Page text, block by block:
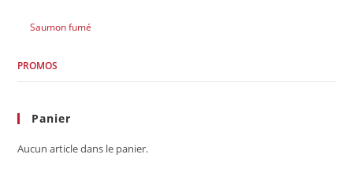
Saumon fumé
PROMOS
Panier
Aucun article dans le panier.